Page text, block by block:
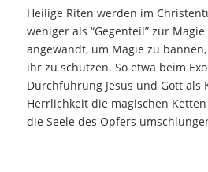
Heilige Riten werden im
weniger als “Gegenteil” zur
angewandt, um Magie zu
ihr zu schützen. So etwa beim
Durchführung Jesus und Gott als
Herrlichkeit die magischen
die Seele des Opfers